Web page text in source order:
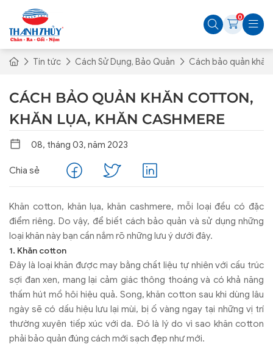
0
Tin tức Cách Sử Dụng, Bảo Quản Cách bảo quản
CÁCH BẢO QUẢN KHĂN COTTON,
KHĂN LỤA, KHĂN CASHMERE
08, tháng 03, năm 2023
Chia sẻ
Khăn cotton, khăn lụa, khăn cashmere, mỗi loại đều có đặc
điểm riêng. Do vậy, để biết cách bảo quản và sử dụng những
loại khăn này bạn cần nắm rõ những lưu ý dưới đây.
1. Khăn cotton
Đây là loại khăn được may bằng chất liệu tự nhiên với cấu trúc
sợi đan xen, mang lại cảm giác thông thoáng và có khả năng
thấm hút mồ hôi hiệu quả. Song, khăn cotton sau khi dùng lâu
ngày sẽ có dấu hiệu lưu lại mùi, bị ố vàng ngay tại những vị trí
thường xuyên tiếp xúc với da. Đó là lý do vì sao khăn cotton
phải bảo quản đúng cách mới sạch đẹp như mới.